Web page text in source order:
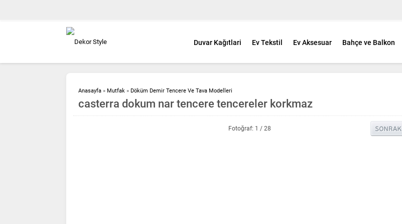
Duvar Kağıtlari Ev Tekstil Ev Aksesuar Bahçe ve Balkon
Anasayfa » Mutfak » Döküm Demir Tencere Ve Tava Modelleri
casterra dokum nar tencere tencereler korkmaz
Fotoğraf: 1 / 28